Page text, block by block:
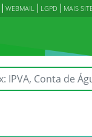
WEBMAIL LGPD MAIS